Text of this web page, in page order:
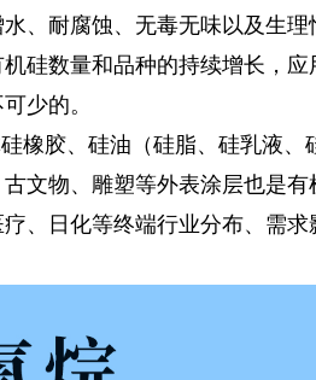
、耐腐蚀、无毒无味以及生理
硅数量和品种的持续增长，
少的。
胶、硅油（硅脂、硅乳液、
文物、雕塑等外表涂层也是
、日化等终端行业分布、需